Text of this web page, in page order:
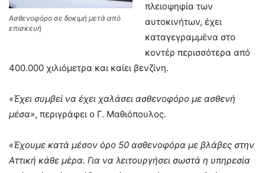
Ασθενοφόρο σε δοκιμή μετά από
επισκευή
πλειοψηφία των
αυτοκινήτων, έχει
καταγεγραμμένα στο
κοντέρ περισσότερα από
400.000 χιλιόμετρα και καίει βενζίνη.
«Έχει συμβεί να έχει χαλάσει ασθενοφόρο με ασθενή
μέσα», περιγράφει ο Γ. Μαθιόπουλος.
«Έχουμε κατά μέσον όρο 50 ασθενοφόρα με βλάβες στην
Αττική κάθε μέρα. Για να λειτουργήσει σωστά η υπηρεσία